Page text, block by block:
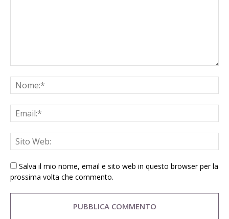
Salva il mio nome, email e sito web in questo browser per la
prossima volta che commento.